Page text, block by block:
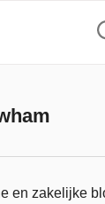
en zakelijke